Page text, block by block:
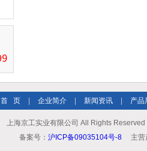
首 页 企业简介 新闻资讯 产品
上海京工实业有限公司 All Rights
备案号： 沪ICP备09035104号-8 主营